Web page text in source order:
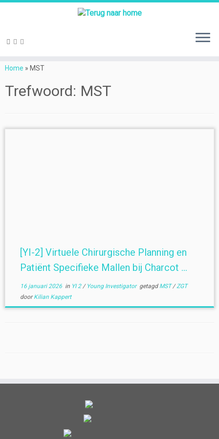
naarHome » MST
Trefwoord: MST
[YI-2] Virtuele Chirurgische Planning en
Patiënt Specifieke Mallen bij Charcot ...
16 januari 2026in YI 2/ Young Investigator getagd MST/ZGT
doorKilian Kappert